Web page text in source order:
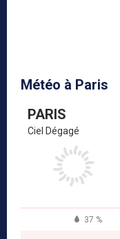
Météo à Paris
PARIS
Ciel Dégagé
37 %